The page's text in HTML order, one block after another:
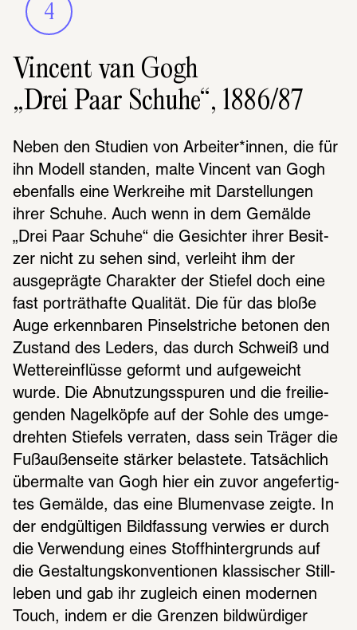
4
Vincent van Gogh
„Drei Paar Schuhe“, 1886/87
Neben den Studien von Arbei­ter*innen, die für
ihn Modell stan­den, malte Vincent van Gogh
eben­falls eine Werk­reihe mit Darstel­lun­gen
ihrer Schuhe. Auch wenn in dem Gemälde
„Drei Paar Schuhe“ die Gesich­ter ihrer Besit­
zer nicht zu sehen sind, verleiht ihm der
ausge­prägte Charak­ter der Stie­fel doch eine
fast porträthafte Quali­tät. Die für das bloße
Auge erkenn­ba­ren Pinsel­stri­che beto­nen den
Zustand des Leders, das durch Schweiß und
Wetter­ein­flüsse geformt und aufge­weicht
wurde. Die Abnut­zungs­spu­ren und die frei­lie­
gen­den Nagel­köpfe auf der Sohle des umge­
dreh­ten Stie­fels verra­ten, dass sein Träger die
Fußau­ßen­seite stär­ker belas­tete. Tatsäch­lich
über­malte van Gogh hier ein zuvor ange­fer­tig­
tes Gemälde, das eine Blumen­vase zeigte. In
der endgül­ti­gen Bild­fas­sung verwies er durch
die Verwen­dung eines Stoff­hin­ter­grunds auf
die Gestal­tungs­kon­ven­tio­nen klas­si­scher Still­
le­ben und gab ihr zugleich einen moder­nen
Touch, indem er die Gren­zen bild­wür­di­ger